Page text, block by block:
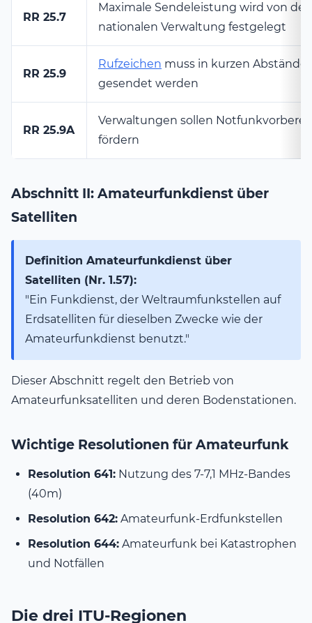
RR 25.7
Maximale Sendeleistung wird von der
nationalen Verwaltung festgelegt
RR 25.9
Rufzeichen muss in kurzen
gesendet werden
RR 25.9A
Verwaltungen sollen
fördern
Abschnitt II: Amateurfunkdienst über
Satelliten
Definition Amateurfunkdienst über
Satelliten (Nr. 1.57):
"Ein Funkdienst, der Weltraumfunkstellen auf
Erdsatelliten für dieselben Zwecke wie der
Amateurfunkdienst benutzt."
Dieser Abschnitt regelt den Betrieb von
Amateurfunksatelliten und deren Bodenstationen.
Wichtige Resolutionen für Amateurfunk
Resolution 641: Nutzung des 7-7,1 MHz-Bandes
(40m)
Resolution 642: Amateurfunk-Erdfunkstellen
Resolution 644: Amateurfunk bei Katastrophen
und Notfällen
Die drei ITU-Regionen